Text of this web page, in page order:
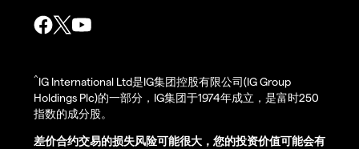
^IG International Ltd是IG集团控股有限公司(IG Group
Holdings Plc)的一部分，IG集团于1974年成立，是富时250
指数的成分股。
差价合约交易的损失风险可能很大，您的投资价值可能会有